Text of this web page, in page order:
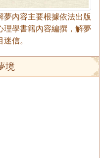
內容主要根據依法出版
理學書籍內容編撰，解夢
信。
境